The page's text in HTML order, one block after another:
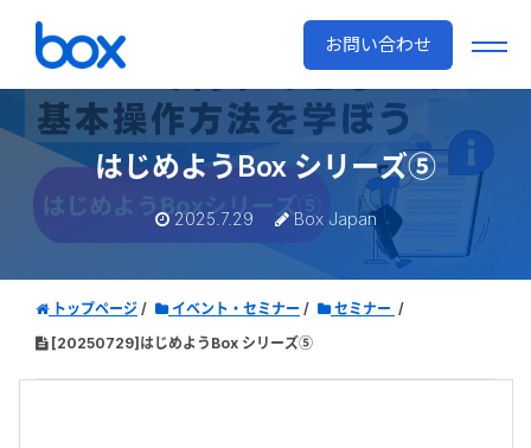
お問い合わせ
はじめようBox シリーズ⑤
2025.7.29 Box Japan
トップページ イベント・セミナー
セミナー
[20250729]はじめようBox シリーズ⑤